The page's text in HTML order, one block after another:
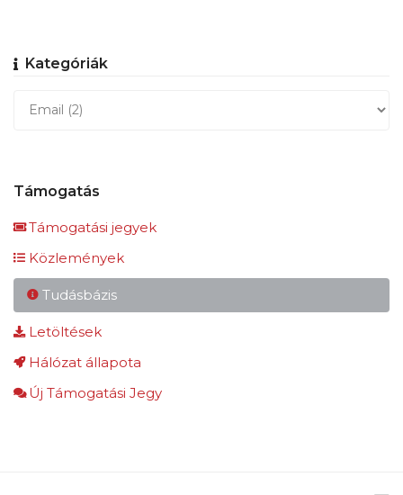
Kategóriák
Támogatás
Támogatási jegyek
Közlemények
Tudásbázis
Letöltések
Hálózat állapota
Új Támogatási Jegy